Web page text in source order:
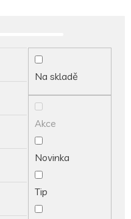
Na skladě
Akce
Novinka
Tip